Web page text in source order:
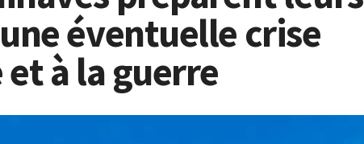
éventuelle crise
à la guerre